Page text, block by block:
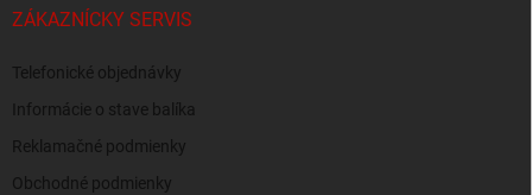
ZÁKAZNÍCKY SERVIS
Telefonické objednávky
Informácie o stave balíka
Reklamačné podmienky
Obchodné podmienky